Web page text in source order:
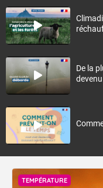
De la
TEMPÉRATURE